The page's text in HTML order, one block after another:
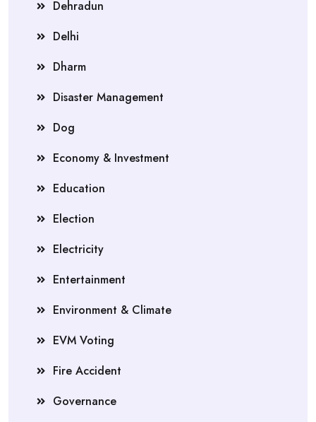
Dehradun
Delhi
Dharm
Disaster Management
Dog
Economy & Investment
Education
Election
Electricity
Entertainment
Environment & Climate
EVM Voting
Fire Accident
Governance